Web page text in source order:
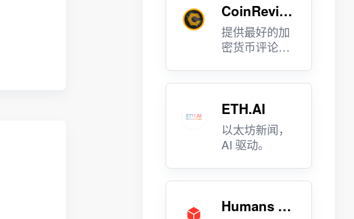
CoinRevie
ws
提供最好的加
密货币评论文
ETH.AI
以太坊新闻，
AI 驱动。
Humans of